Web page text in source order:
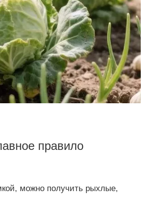
правило
можно получить рыхлые,